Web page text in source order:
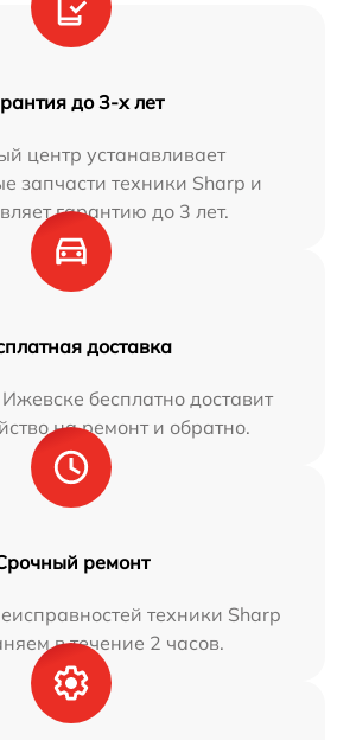
до 3-х лет
центр устанавливает
запчасти техники Sharp и
гарантию до 3 лет.
доставка
бесплатно доставит
на ремонт и обратно.
ремонт
техники Sharp
в течение 2 часов.